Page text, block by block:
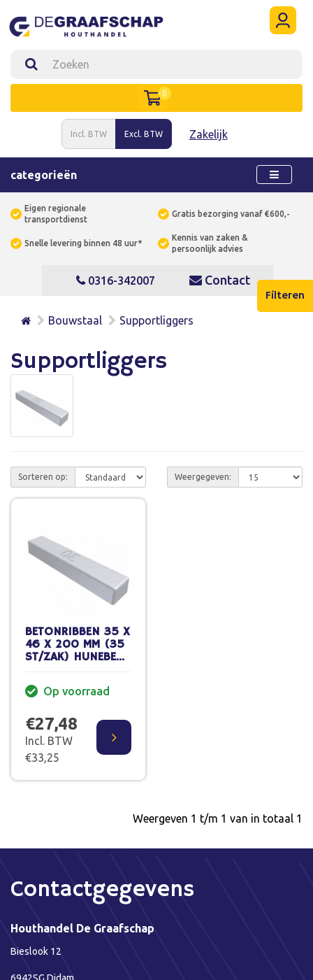
Filteren
Incl. BTW Excl. BTW Zakelijk
0
categorieën
Eigen regionale
transportdienst
Gratis bezorging vanaf €600,-
Snelle levering binnen 48 uur*
Kennis van zaken &
persoonlijk advies
0316-342007 Contact
Bouwstaal Supportliggers
Supportliggers
Sorteren op: Weergegeven:
BETONRIBBEN 35 X
46 X 200 MM (35
ST/ZAK) HUNEBED
Op voorraad
€27,48
Incl. BTW
€33,25
Weergeven 1 t/m 1 van in totaal 1
Contactgegevens
Houthandel De Graafschap
Bieslook 12